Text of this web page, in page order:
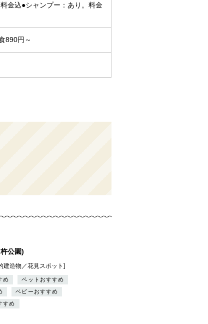
金込●シャンプー：あり。料金
890円～
公園)
建造物／花見スポット]
め
ペットおすすめ
ベビーおすすめ
すめ